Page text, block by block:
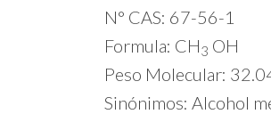
N° CAS: 67-56-1
Formula: CH3 OH
Peso Molecular:
Sinónimos: Alcohol